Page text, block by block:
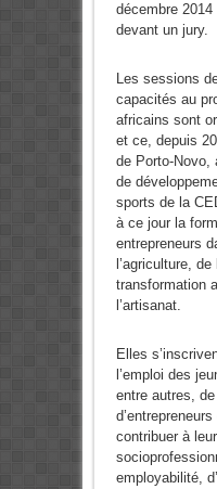
décembre 2014
devant un jury.
Les sessions
capacités au
africains sont
et ce, depuis
de Porto-Novo,
de
sports de la
à ce jour la
entrepreneurs
l’agriculture,
transformation
l’artisanat.
Elles
l’emploi des
entre autres,
contribuer à
employabilité,